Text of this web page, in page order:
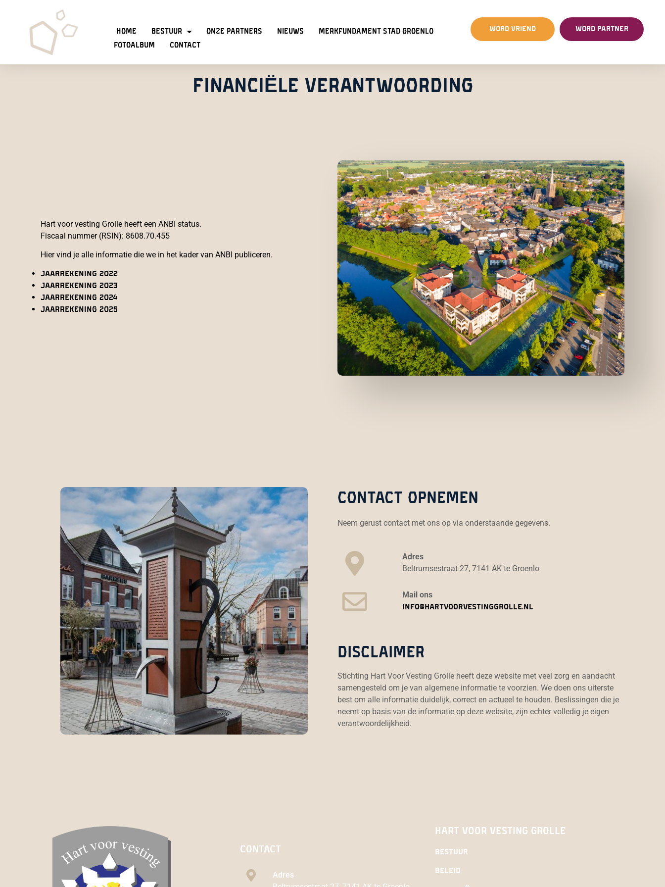
Home Bestuur Onze partners Nieuws
Merkfundament Stad Groenlo
Fotoalbum
Contact
WORD VRIEND WORD PARTNER
FINANCIËLE VERANTWOORDING
Hart voor vesting Grolle heeft een ANBI status.
Fiscaal nummer (RSIN): 8608.70.455
Hier vind je alle informatie die we in het kader van ANBI publiceren.
Jaarrekening 2022
Jaarrekening 2023
Jaarrekening 2024
Jaarrekening 2025
Contact opnemen
Neem gerust contact met ons op via onderstaande gegevens.
Adres
Beltrumsestraat 27, 7141 AK te Groenlo
Mail ons
info@hartvoorvestinggrolle.nl
Disclaimer
Stichting Hart Voor Vesting Grolle heeft deze website met veel zorg en aandacht
samengesteld om je van algemene informatie te voorzien. We doen ons uiterste
best om alle informatie duidelijk, correct en actueel te houden. Beslissingen die je
neemt op basis van de informatie op deze website, zijn echter volledig je eigen
verantwoordelijkheid.
ContacT
Adres
Hart voor vesting Grolle
Bestuur
Beleid